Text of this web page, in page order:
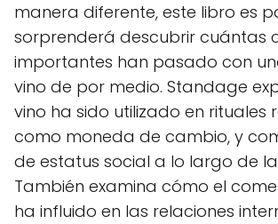
manera diferente, este libro es
sorprenderá descubrir cuántas
importantes han pasado con
vino de por medio. Standage
vino ha sido utilizado en rituales
como moneda de cambio, y
de estatus social a lo largo de
También examina cómo el
ha influido en las relaciones